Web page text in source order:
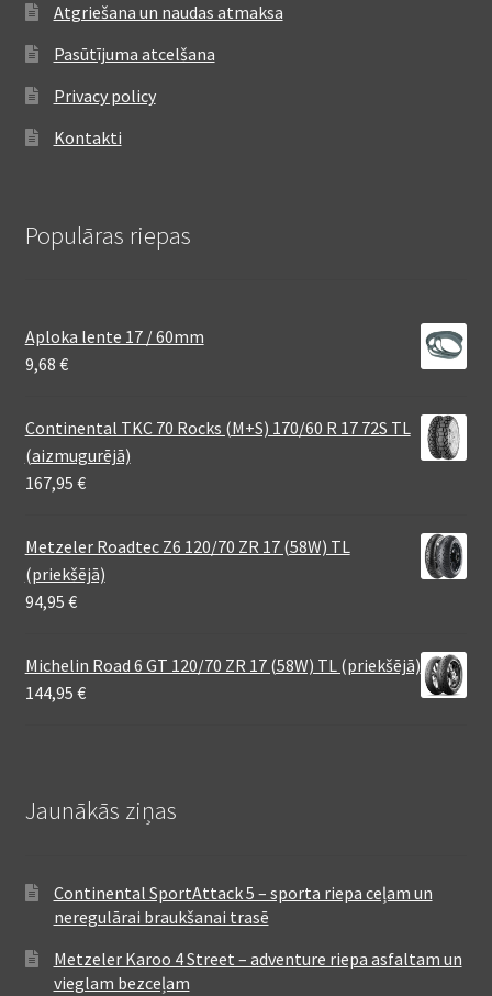
Atgriešana un naudas atmaksa
Pasūtījuma atcelšana
Privacy policy
Kontakti
Populāras riepas
Aploka lente 17 / 60mm
9,68 €
Continental TKC 70 Rocks (M+S) 170/60 R 17 72S TL
(aizmugurējā)
167,95 €
Metzeler Roadtec Z6 120/70 ZR 17 (58W) TL
(priekšējā)
94,95 €
Michelin Road 6 GT 120/70 ZR 17 (58W) TL (priekšējā)
144,95 €
Jaunākās ziņas
Continental SportAttack 5 – sporta riepa ceļam un
neregulārai braukšanai trasē
Metzeler Karoo 4 Street – adventure riepa asfaltam un
vieglam bezceļam